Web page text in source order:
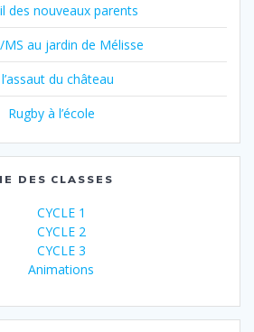
des nouveaux parents
MS au jardin de Mélisse
du château
Rugby à l’école
DES CLASSES
CYCLE 1
CYCLE 2
CYCLE 3
Animations